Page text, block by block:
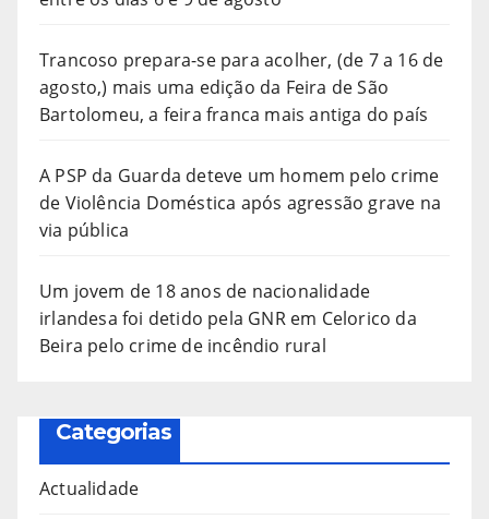
Trancoso prepara-se para acolher, (de 7 a 16 de
agosto,) mais uma edição da Feira de São
Bartolomeu, a feira franca mais antiga do país
A PSP da Guarda deteve um homem pelo crime
de Violência Doméstica após agressão grave na
via pública
Um jovem de 18 anos de nacionalidade
irlandesa foi detido pela GNR em Celorico da
Beira pelo crime de incêndio rural
Categorias
Actualidade